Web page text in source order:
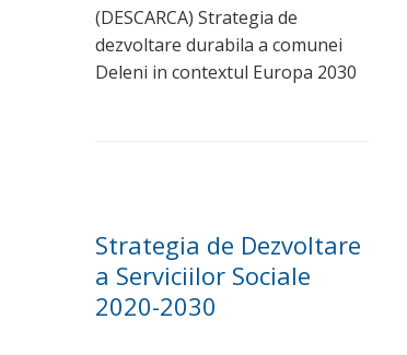
(DESCARCA) Strategia de
dezvoltare durabila a comunei
Deleni in contextul Europa 2030
Strategia de Dezvoltare
a Serviciilor Sociale
2020-2030